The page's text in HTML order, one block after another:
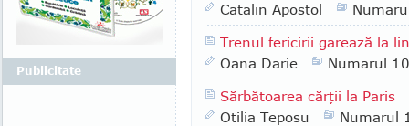
Catalin Apostol
Trenul fericirii garează la
Oana Darie
Numarul
Sărbătoarea cărţii la Paris
Otilia Teposu
Numarul
Publicitate